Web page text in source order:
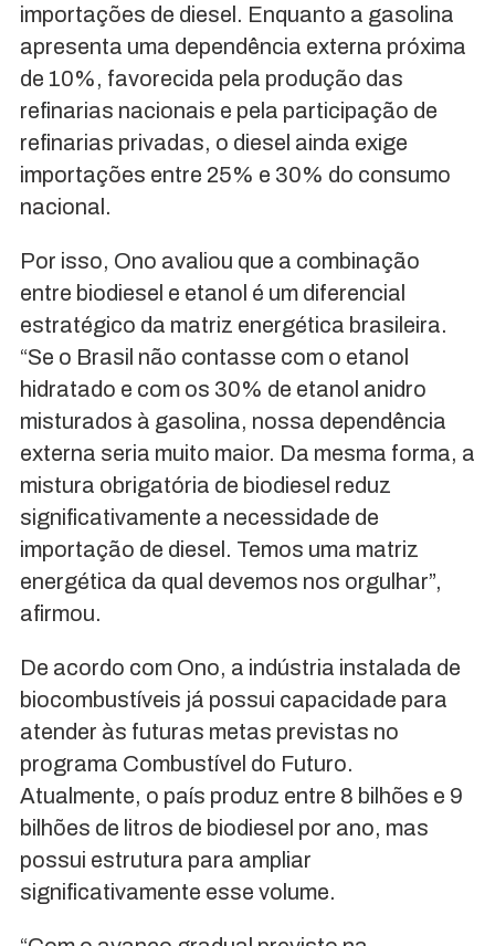
importações de diesel. Enquanto a gasolina
apresenta uma dependência externa próxima
de 10%, favorecida pela produção das
refinarias nacionais e pela participação de
refinarias privadas, o diesel ainda exige
importações entre 25% e 30% do consumo
nacional.
Por isso, Ono avaliou que a combinação
entre biodiesel e etanol é um diferencial
estratégico da matriz energética brasileira.
“Se o Brasil não contasse com o etanol
hidratado e com os 30% de etanol anidro
misturados à gasolina, nossa dependência
externa seria muito maior. Da mesma forma, a
mistura obrigatória de biodiesel reduz
significativamente a necessidade de
importação de diesel. Temos uma matriz
energética da qual devemos nos orgulhar”,
afirmou.
De acordo com Ono, a indústria instalada de
biocombustíveis já possui capacidade para
atender às futuras metas previstas no
programa Combustível do Futuro.
Atualmente, o país produz entre 8 bilhões e 9
bilhões de litros de biodiesel por ano, mas
possui estrutura para ampliar
significativamente esse volume.